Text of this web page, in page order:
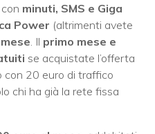
con minuti, SMS e Giga
Power (altrimenti avete
. Il primo mese e
se acquistate l’offerta
con 20 euro di traffico
chi ha già la rete fissa